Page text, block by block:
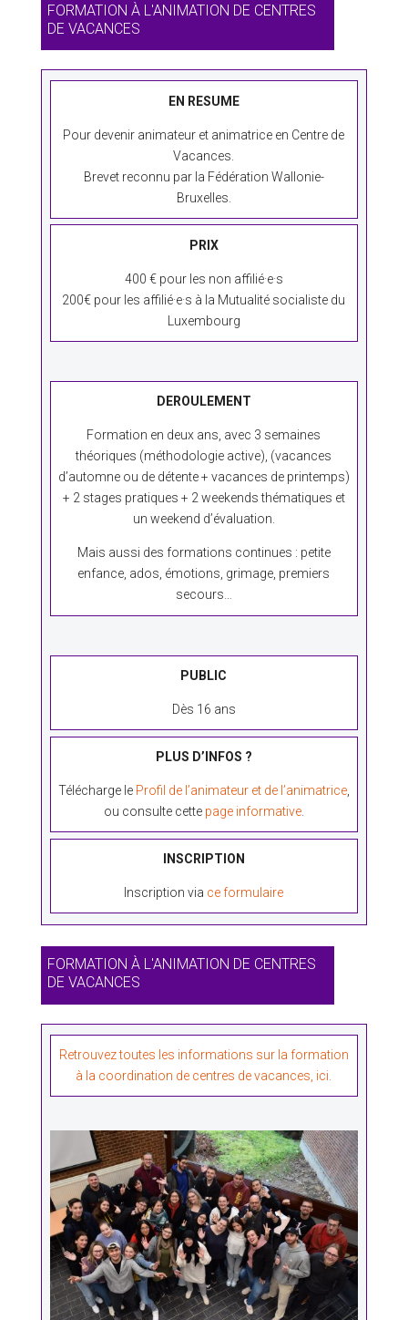
FORMATION À L'ANIMATION DE CENTRES
DE VACANCES
EN RESUME
Pour devenir animateur et animatrice en Centre de
Vacances.
Brevet reconnu par la Fédération Wallonie-
Bruxelles.
PRIX
400 € pour les non affilié·e·s
200€ pour les affilié·e·s à la Mutualité socialiste du
Luxembourg
DEROULEMENT
Formation en deux ans, avec 3 semaines
théoriques (méthodologie active), (vacances
d’automne ou de détente + vacances de printemps)
+ 2 stages pratiques + 2 weekends thématiques et
un weekend d’évaluation.
Mais aussi des formations continues : petite
enfance, ados, émotions, grimage, premiers
secours…
PUBLIC
Dès 16 ans
PLUS D’INFOS ?
Télécharge le Profil de l’animateur et de l’animatrice,
ou consulte cette page informative.
INSCRIPTION
Inscription via ce formulaire
FORMATION À L'ANIMATION DE CENTRES
DE VACANCES
Retrouvez toutes les informations sur la formation
à la coordination de centres de vacances, ici.